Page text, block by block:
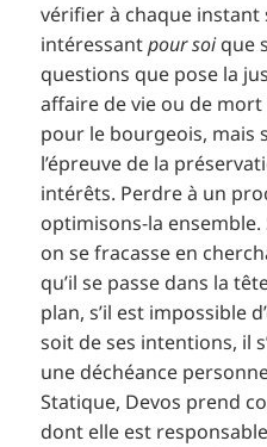
vérifier à chaque instant
intéressantpour soique
questions que pose la
affaire de vie ou de
pour le bourgeois, mais
l’épreuve de la
intérêts. Perdre à un
optimisons-la
on se fracasse en
qu’il se passe dans la
plan, s’il est impossible
soit de ses intentions, il
une déchéance
Statique, Devos prend
dont elle est